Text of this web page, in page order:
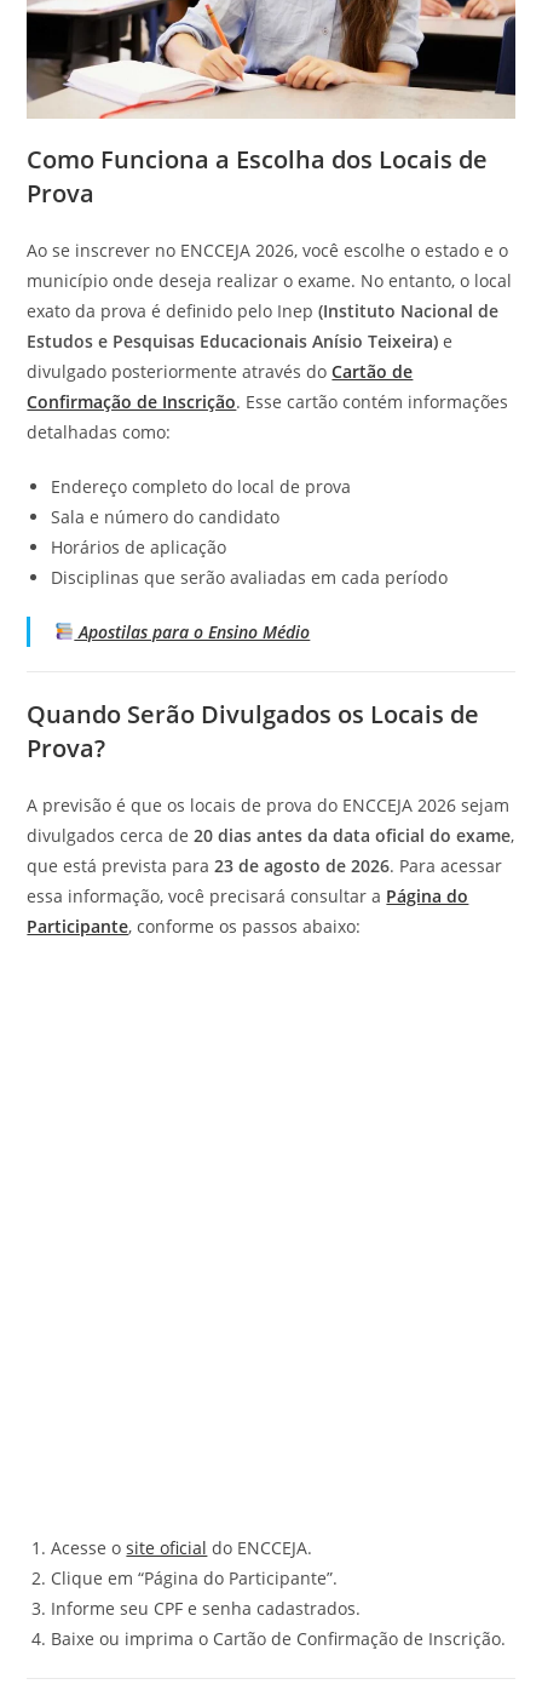
Como Funciona a Escolha dos Locais de
Prova
Ao se inscrever no ENCCEJA 2026, você escolhe o estado e o
município onde deseja realizar o exame. No entanto, o local
exato da prova é definido pelo Inep(Instituto Nacional de
Estudos e Pesquisas Educacionais Anísio Teixeira) e
divulgado posteriormente através doCartão de
Confirmação de Inscrição. Esse cartão contém informações
detalhadas como:
Endereço completo do local de prova
Sala e número do candidato
Horários de aplicação
Disciplinas que serão avaliadas em cada período
Apostilas para o Ensino Médio
Quando Serão Divulgados os Locais de
Prova?
A previsão é que os locais de prova do ENCCEJA 2026 sejam
divulgados cerca de20 dias antes da data oficial do exame,
que está prevista para23 de agosto de 2026. Para acessar
essa informação, você precisará consultar a Página do
Participante, conforme os passos abaixo:
Acesse osite oficial do ENCCEJA.
Clique em “Página do Participante”.
Informe seu CPF e senha cadastrados.
Baixe ou imprima o Cartão de Confirmação de Inscrição.